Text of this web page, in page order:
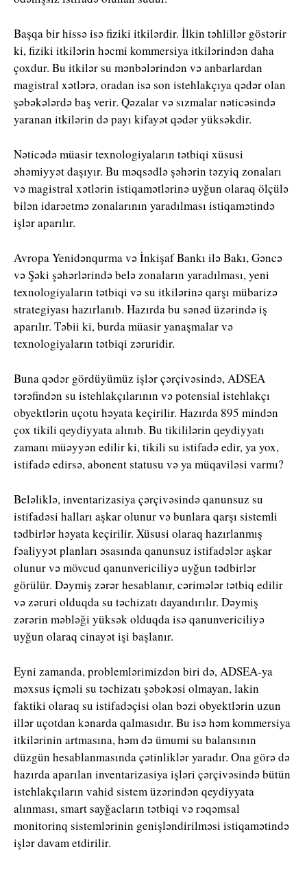
Başqa bir hissə isə fiziki itkilərdir. İlkin təhlillər göstərir
ki, fiziki itkilərin həcmi kommersiya itkilərindən daha
çoxdur. Bu itkilər su mənbələrindən və anbarlardan
magistral xətlərə, oradan isə son istehlakçıya qədər olan
şəbəkələrdə baş verir. Qəzalar və sızmalar nəticəsində
yaranan itkilərin də payı kifayət qədər yüksəkdir.
Nəticədə müasir texnologiyaların tətbiqi xüsusi
əhəmiyyət daşıyır. Bu məqsədlə şəhərin təzyiq zonaları
və magistral xətlərin istiqamətlərinə uyğun olaraq ölçülə
bilən idarəetmə zonalarının yaradılması istiqamətində
işlər aparılır.
Avropa Yenidənqurma və İnkişaf Bankı ilə Bakı, Gəncə
və Şəki şəhərlərində belə zonaların yaradılması, yeni
texnologiyaların tətbiqi və su itkilərinə qarşı mübarizə
strategiyası hazırlanıb. Hazırda bu sənəd üzərində iş
aparılır. Təbii ki, burda müasir yanaşmalar və
texnologiyaların tətbiqi zəruridir.
Buna qədər gördüyümüz işlər çərçivəsində, ADSEA
tərəfindən su istehlakçılarının və potensial istehlakçı
obyektlərin uçotu həyata keçirilir. Hazırda 895 mindən
çox tikili qeydiyyata alınıb. Bu tikililərin qeydiyyatı
zamanı müəyyən edilir ki, tikili su istifadə edir, ya yox,
istifadə edirsə, abonent statusu və ya müqaviləsi varmı?
Beləliklə, inventarizasiya çərçivəsində qanunsuz su
istifadəsi halları aşkar olunur və bunlara qarşı sistemli
tədbirlər həyata keçirilir. Xüsusi olaraq hazırlanmış
fəaliyyət planları əsasında qanunsuz istifadələr aşkar
olunur və mövcud qanunvericiliyə uyğun tədbirlər
görülür. Dəymiş zərər hesablanır, cərimələr tətbiq edilir
və zəruri olduqda su təchizatı dayandırılır. Dəymiş
zərərin məbləği yüksək olduqda isə qanunvericiliyə
uyğun olaraq cinayət işi başlanır.
Eyni zamanda, problemlərimizdən biri də, ADSEA-ya
məxsus içməli su təchizatı şəbəkəsi olmayan, lakin
faktiki olaraq su istifadəçisi olan bəzi obyektlərin uzun
illər uçotdan kənarda qalmasıdır. Bu isə həm kommersiya
itkilərinin artmasına, həm də ümumi su balansının
düzgün hesablanmasında çətinliklər yaradır. Ona görə də
hazırda aparılan inventarizasiya işləri çərçivəsində bütün
istehlakçıların vahid sistem üzərindən qeydiyyata
alınması, smart sayğacların tətbiqi və rəqəmsal
monitorinq sistemlərinin genişləndirilməsi istiqamətində
işlər davam etdirilir.